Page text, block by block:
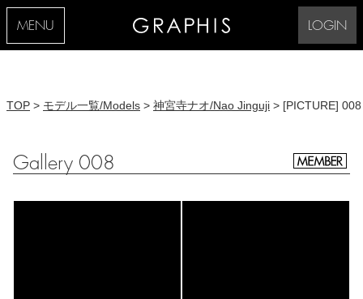
MENU LOGIN
TOP > モデル一覧/Models > 神宮寺ナオ/Nao Jinguji > [PICTURE] 008
Gallery 008